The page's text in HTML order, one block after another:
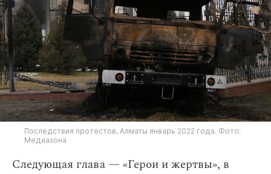
Последствия протестов, Алматы январь 2022 года. Фото:
Медиазона
Следующая глава — «Герои и жертвы», в